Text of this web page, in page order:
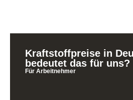
Kraftstoffpreise in
bedeutet das für uns?
Für Arbeitnehmer